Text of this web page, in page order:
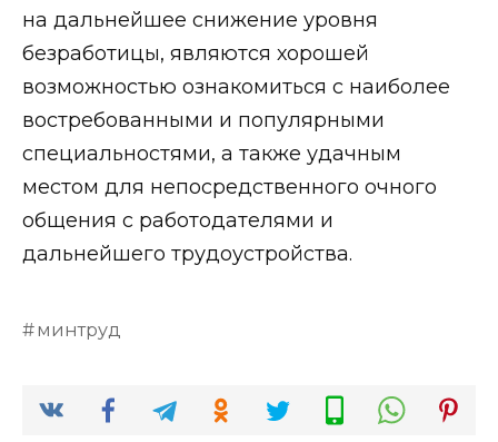
на дальнейшее снижение уровня
безработицы, являются хорошей
возможностью ознакомиться с наиболее
востребованными и популярными
специальностями, а также удачным
местом для непосредственного очного
общения с работодателями и
дальнейшего трудоустройства.
минтруд